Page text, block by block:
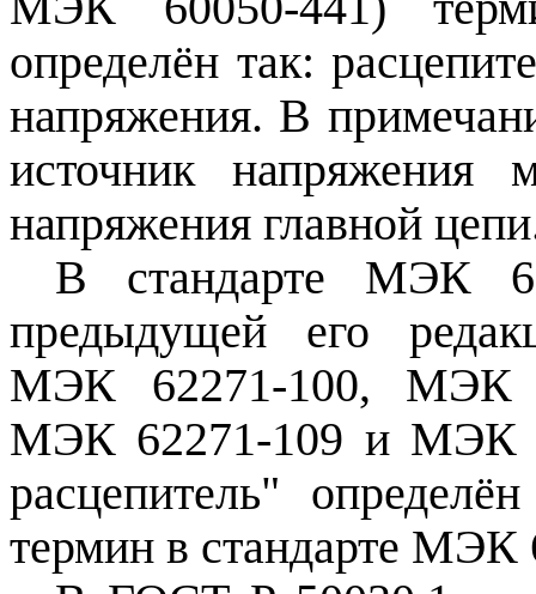
определён так:
напряжения. В
источник напряжения
напряжения главной
В стандарте МЭК
предыдущей его
МЭК 62271‑100, МЭК
МЭК 62271‑109 и МЭК
расцепитель"
термин в стандарте МЭК